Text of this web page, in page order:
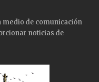
medio de comunicación
noticias de